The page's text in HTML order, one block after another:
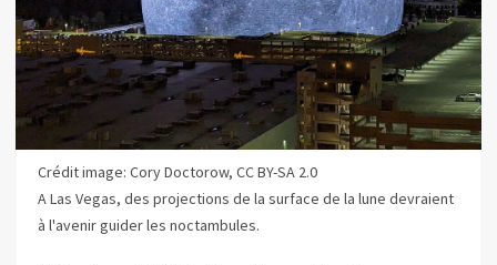
Crédit image: Cory Doctorow, CC BY-SA 2.0
A Las Vegas, des projections de la surface de la lune devraient
à l'avenir guider les noctambules.